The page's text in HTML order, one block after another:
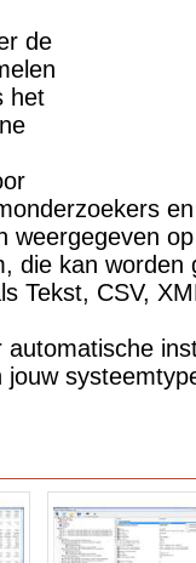
de
het
weergegeven
die kan worden
Tekst, CSV,